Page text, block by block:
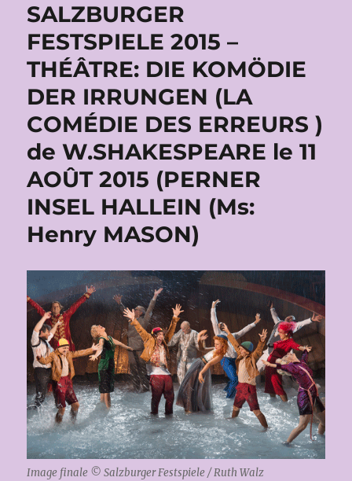
SALZBURGER
FESTSPIELE 2015 –
THÉÂTRE: DIE KOMÖDIE
DER IRRUNGEN (LA
COMÉDIE DES ERREURS )
de W.SHAKESPEARE le 11
AOÛT 2015 (PERNER
INSEL HALLEIN (Ms:
Henry MASON)
Image finale © Salzburger Festspiele / Ruth Walz